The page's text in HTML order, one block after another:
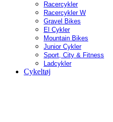
Racercykler
Racercykler W
Gravel Bikes
El Cykler
Mountain Bikes
Junior Cykler
Sport, City & Fitness
Ladcykler
Cykeltøj